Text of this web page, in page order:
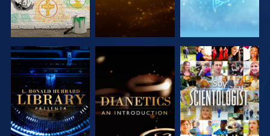
EXPLORA LAS
SERIES
EXPLORA LAS
SERIES
VE